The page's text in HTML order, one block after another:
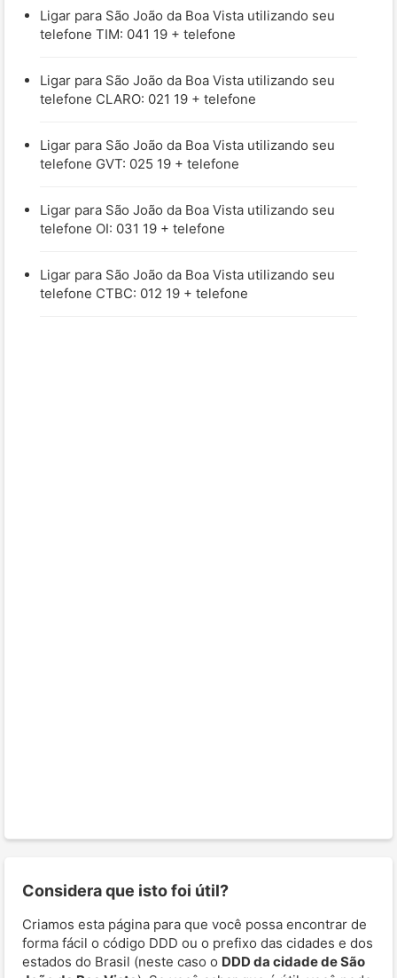
Ligar para São João da Boa Vista utilizando seu
telefone TIM: 041 19 + telefone
Ligar para São João da Boa Vista utilizando seu
telefone CLARO: 021 19 + telefone
Ligar para São João da Boa Vista utilizando seu
telefone GVT: 025 19 + telefone
Ligar para São João da Boa Vista utilizando seu
telefone OI: 031 19 + telefone
Ligar para São João da Boa Vista utilizando seu
telefone CTBC: 012 19 + telefone
Considera que isto foi útil?
Criamos esta página para que você possa encontrar de
forma fácil o código DDD ou o prefixo das cidades e dos
estados do Brasil (neste caso o DDD da cidade de São